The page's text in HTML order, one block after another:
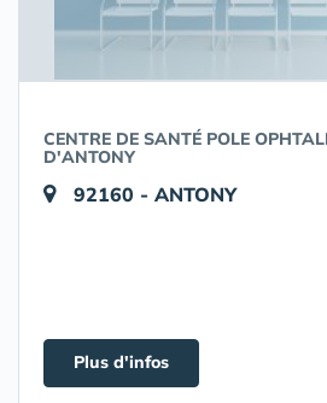
CENTRE DE SANTÉ POLE
D'ANTONY
92160 - ANTONY
Plus d'infos